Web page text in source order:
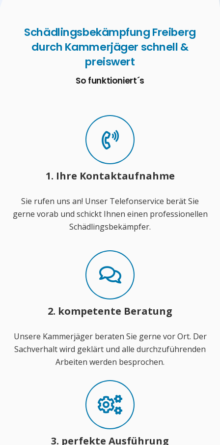
Schädlingsbekämpfung Freiberg
durch Kammerjäger schnell &
preiswert
So funktioniert´s
1. Ihre Kontaktaufnahme
Sie rufen uns an! Unser Telefonservice berät Sie
gerne vorab und schickt Ihnen einen professionellen
Schädlingsbekämpfer.
2. kompetente Beratung
Unsere Kammerjäger beraten Sie gerne vor Ort. Der
Sachverhalt wird geklärt und alle durchzuführenden
Arbeiten werden besprochen.
3. perfekte Ausführung